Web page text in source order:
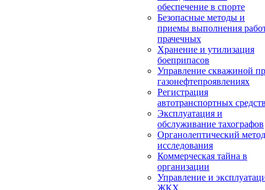
обеспечение в спорте
Безопасные методы и
приемы выполнения
прачечных
Хранение и утилизация
боеприпасов
Управление скважиной
газонефтепроявлениях
Регистрация
автотранспортных
Эксплуатация и
обслуживание тахографов
Органолептический метод
исследования
Коммерческая тайна в
организации
Управление и
ЖКХ